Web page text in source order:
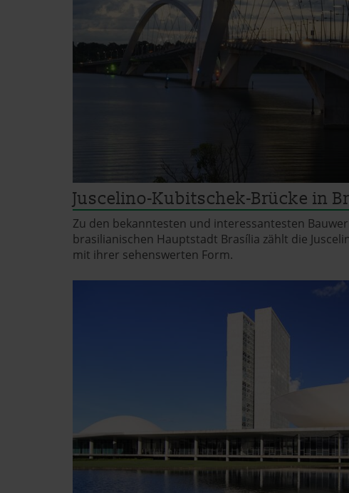
Juscelino-Kubitschek-Brücke in
Zu den bekanntesten und interessantesten
brasilianischen Hauptstadt Brasília zählt die
mit ihrer sehenswerten Form.